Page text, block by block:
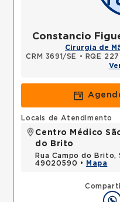
Constancio
Cirurgia de
CRM 3691/SE
• RQE
Locais de Atendimento
Centro Médico
do Brito
Rua Campo do Brito,
49020590 •
Mapa